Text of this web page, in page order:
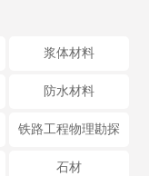
浆体材料
防水材料
铁路工程物理勘探
石材